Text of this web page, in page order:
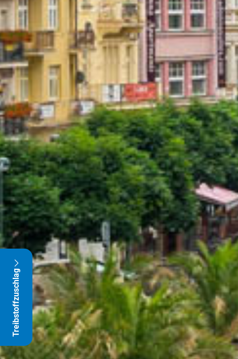
Treibstoffzuschlag